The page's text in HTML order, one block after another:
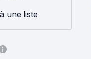
une liste